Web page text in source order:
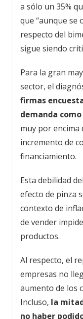
a sólo un 35%
que “aunque se
respecto del
sigue siendo
Para la gran
sector, el
firmas
demanda
muy por encima
incremento de
financiamiento.
Esta debilidad
efecto de pinza
contexto de
de vender
productos.
Al respecto, el
empresas no
aumento de los
Incluso, la
no haber